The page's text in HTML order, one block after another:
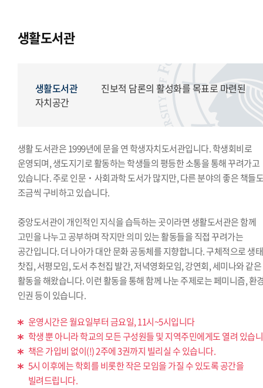
국제학생회
생활도서관
학생복지위원회
영상사업단
한국외대통역협회
한국외대119학군단
생활도서관
생활도서관
진보적 담론의 활성화를 목표로 마련된
자치공간
생활 도서관은 1999년에 문을 연 학생자치도서관입니다. 학생회비로
운영되며, 생도지기로 활동하는 학생들의 평등한 소통을 통해 꾸려가고
있습니다. 주로 인문˙사회과학 도서가 많지만, 다른 분야의 좋은 책들
조금씩 구비하고 있습니다.
중앙도서관이 개인적인 지식을 습득하는 곳이라면 생활도서관은 함께
고민을 나누고 공부하며 작지만 의미 있는 활동들을 직접 꾸려가는
공간입니다. 더 나아가 대안 문화 공동체를 지향합니다. 구체적으로 생태
찻집, 서평모임, 도서 추천집 발간, 저녁영화모임, 강연회, 세미나와 같은
활동을 해왔습니다. 이런 활동을 통해 함께 나눈 주제로는 페미니즘, 환
인권 등이 있습니다.
운영시간은 월요일부터 금요일, 11시~5시입니다
학생 뿐 아니라 학교의 모든 구성원들 및 지역주민에게도 열려 있습
책은 가입비 없이(!) 2주에 3권까지 빌리실 수 있습니다.
5시 이후에는 학회를 비롯한 작은 모임을 가질 수 있도록 공간을
빌려드립니다.